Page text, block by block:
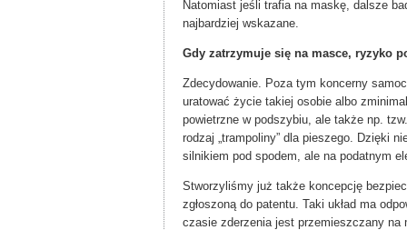
Natomiast jeśli trafia na maskę, dalsze
najbardziej wskazane.
Gdy zatrzymuje się na masce, ryzyko
Zdecydowanie. Poza tym koncerny
uratować życie takiej osobie albo
powietrzne w podszybiu, ale także np.
rodzaj „trampoliny” dla pieszego. Dzięki
silnikiem pod spodem, ale na podatnym
Stworzyliśmy już także koncepcję
zgłoszoną do patentu. Taki układ ma
czasie zderzenia jest przemieszczany na